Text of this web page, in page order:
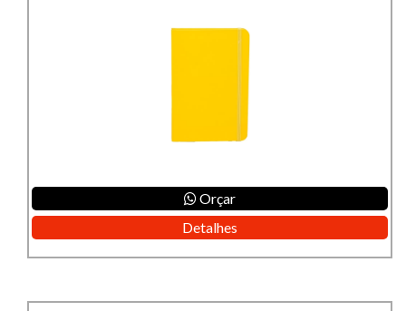
Orçar
Detalhes